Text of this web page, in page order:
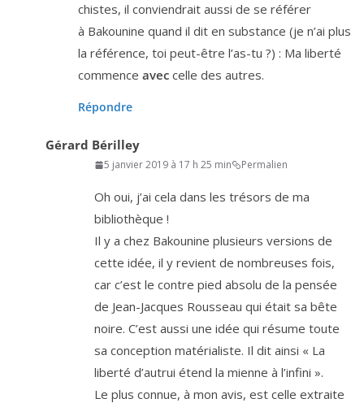
chistes, il convien­drait aus­si de se réfé­rer
à Bakounine quand il dit en sub­stance (je n’ai plus
la réfé­rence, toi peut-être l’as-tu ?) : Ma liber­té
com­mence avec celle des autres.
Répondre
Gérard Bérilley
5 janvier 2019 à 17 h 25 min Permalien
Oh oui, j’ai cela dans les tré­sors de ma
bibliothèque !
Il y a chez Bakounine plu­sieurs ver­sions de
cette idée, il y revient de nom­breuses fois,
car c’est le contre pied abso­lu de la pen­sée
de Jean-Jacques Rousseau qui était sa bête
noire. C’est aus­si une idée qui résume toute
sa concep­tion maté­ria­liste. Il dit ain­si « La
liber­té d’au­trui étend la mienne à l’infini ».
Le plus connue, à mon avis, est celle extraite